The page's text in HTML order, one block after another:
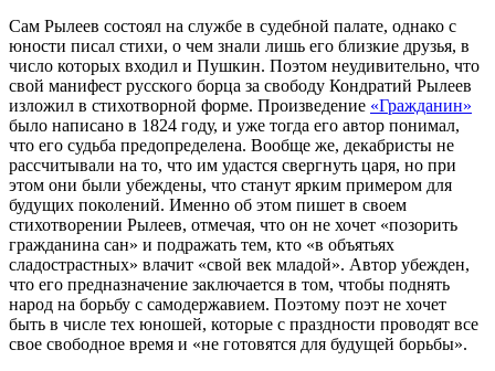
Сам Рылеев состоял на службе в судебной палате, однако с
юности писал стихи, о чем знали лишь его близкие друзья, в
число которых входил и Пушкин. Поэтом неудивительно, что
свой манифест русского борца за свободу Кондратий Рылеев
изложил в стихотворной форме. Произведение «Гражданин»
было написано в 1824 году, и уже тогда его автор понимал,
что его судьба предопределена. Вообще же, декабристы не
рассчитывали на то, что им удастся свергнуть царя, но при
этом они были убеждены, что станут ярким примером для
будущих поколений. Именно об этом пишет в своем
стихотворении Рылеев, отмечая, что он не хочет «позорить
гражданина сан» и подражать тем, кто «в объятьях
сладострастных» влачит «свой век младой». Автор убежден,
что его предназначение заключается в том, чтобы поднять
народ на борьбу с самодержавием. Поэтому поэт не хочет
быть в числе тех юношей, которые с праздности проводят все
свое свободное время и «не готовятся для будущей борьбы».